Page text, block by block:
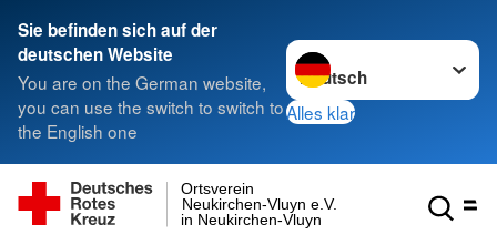
Sie befinden sich auf der
deutschen Website
You are on the German website,
you can use the switch to switch to
the English one
Sprache wechseln zu
Alles klar
in Neukirchen-Vluyn
Neukirchen-Vluyn e.V.
Ortsverein